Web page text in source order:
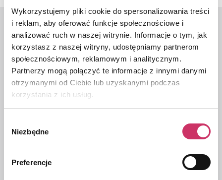
Wykorzystujemy pliki cookie do spersonalizowania treści
i reklam, aby oferować funkcje społecznościowe i
analizować ruch w naszej witrynie. Informacje o tym, jak
korzystasz z naszej witryny, udostępniamy partnerom
społecznościowym, reklamowym i analitycznym.
Partnerzy mogą połączyć te informacje z innymi danymi
otrzymanymi od Ciebie lub uzyskanymi podczas
korzystania z ich usług.
zgody
Niezbędne
Preferencje
Ostatnio oglądane
Lakier zaprawkowy
(zaprawka) |
Mitsubishi Motors
Folie ochronne na
progi - czarne | KIA
Gra dla dzieci Memory
Listwa ozdobna tylnej
Sorento MQ 2020->